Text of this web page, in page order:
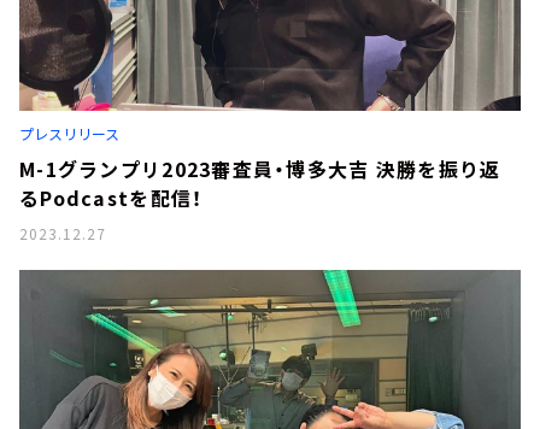
プレスリリース
M-1グランプリ2023審査員・博多大吉 決勝を振り返
るPodcastを配信！
2023.12.27